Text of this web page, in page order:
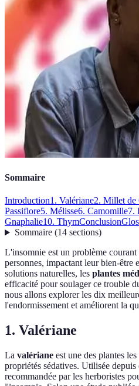
Sommaire
Introduction1. Valériane2. Millet de
Passiflore5. Mélisse6. Camomille7.
Gnaphalie10. ThymConclusion
Sommaire(14 sections)
L'insomnie est un problème
personnes, impactant leur bien-être
solutions naturelles, les plantes
efficacité pour soulager ce trouble
nous allons explorer les dix
l'endormissement et améliorent la
1. Valériane
La valériane est une des plantes
propriétés sédatives. Utilisée depuis
recommandée par les herboristes